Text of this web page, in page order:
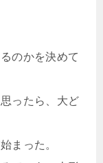
のかを決めて
ったら、大ど
まった。